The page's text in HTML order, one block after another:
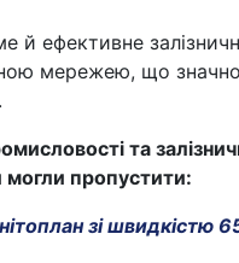
й ефективне
мережею, що значно
та
могли пропустити:
зі швидкістю